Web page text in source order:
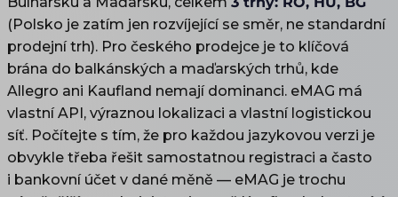
(Polsko je zatím jen rozvíjející se směr, ne standardní
prodejní trh). Pro českého prodejce je to klíčová
brána do balkánských a maďarských trhů, kde
Allegro ani Kaufland nemají dominanci. eMAG má
vlastní API, výraznou lokalizaci a vlastní logistickou
síť. Počítejte s tím, že pro každou jazykovou verzi je
obvykle třeba řešit samostatnou registraci a často
i bankovní účet v dané měně — eMAG je trochu